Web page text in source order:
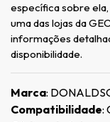
específica sobre
uma das lojas da
informações
disponibilidade.
Marca:
Compatibilidade: